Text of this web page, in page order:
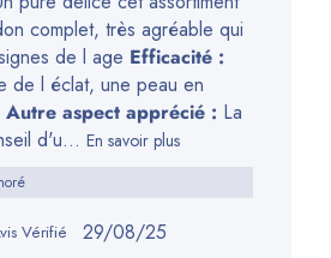
complet, très agréable qui
de l age Efficacité :
de l éclat, une peau en
Autre aspect apprécié : La
d'u... En savoir plus
Vérifié
Date
29/08/25